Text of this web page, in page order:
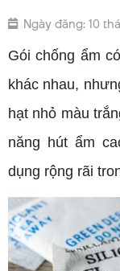
Ngày đăng: 10
Gói chống ẩm
khác nhau,
hạt nhỏ màu
năng hút ẩm
dụng rộng rãi